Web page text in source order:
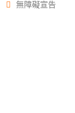
無障礙宣告